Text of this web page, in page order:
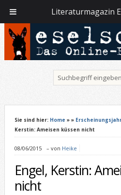
Sie sind hier: Home » »
Kerstin: Ameisen küssen nicht
08/06/2015 – von Heike
Engel, Kerstin:
nicht
Literaturmagazin